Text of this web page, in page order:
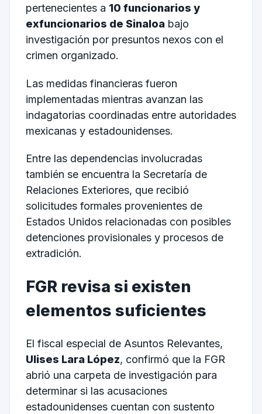
pertenecientes a 10 funcionarios y
exfuncionarios de Sinaloabajo
investigación por presuntos nexos con el
crimen organizado.
Las medidas financieras fueron
implementadas mientras avanzan las
indagatorias coordinadas entre autoridades
mexicanas y estadounidenses.
Entre las dependencias involucradas
también se encuentra la Secretaría de
Relaciones Exteriores, que recibió
solicitudes formales provenientes de
Estados Unidos relacionadas con posibles
detenciones provisionales y procesos de
extradición.
FGR revisa si existen
elementos suficientes
El fiscal especial de Asuntos Relevantes,
Ulises Lara López, confirmó que la FGR
abrió una carpeta de investigación para
determinar si las acusaciones
estadounidenses cuentan con sustento